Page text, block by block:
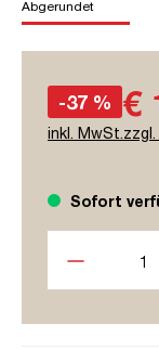
Abgerundet
-37 % €
inkl.
Sofort